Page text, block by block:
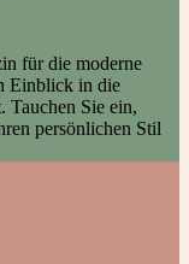
für die moderne
Einblick in die
Tauchen Sie ein,
persönlichen Stil